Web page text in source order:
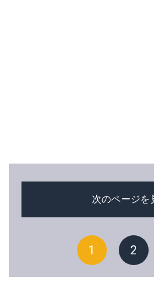
次のページを
1 2